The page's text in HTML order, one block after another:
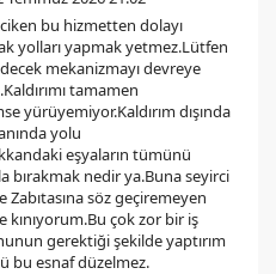
bu hizmetten dolayı
yolları yapmak yetmez.Lütfen
mekanizmayı devreye
tamamen
yürüyemiyor.Kaldırım dışında
yolu
eşyaların tümünü
bırakmak nedir ya.Buna seyirci
Zabıtasına söz geçiremeyen
kınıyorum.Bu çok zor bir iş
gerektiği şekilde yaptırım
bu esnaf düzelmez.